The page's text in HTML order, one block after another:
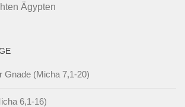
Ägypten
Gnade (Micha 7,1-20)
6,1-16)